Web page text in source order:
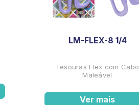
LM-FLEX-8 1/4
Tesouras Flex com Cabo
Maleável
Ver mais